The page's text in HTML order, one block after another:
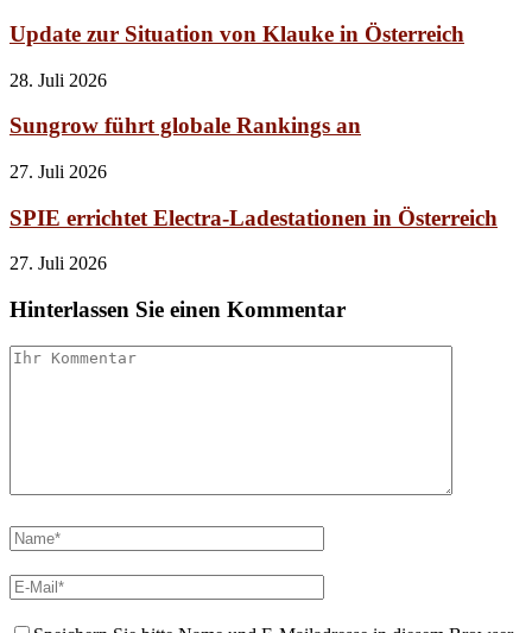
Update zur Situation von Klauke in Österreich
28. Juli 2026
Sungrow führt globale Rankings an
27. Juli 2026
SPIE errichtet Electra-Ladestationen in Österreich
27. Juli 2026
Hinterlassen Sie einen Kommentar